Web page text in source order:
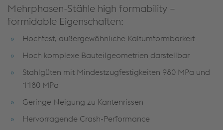
Mehrphasen-Stähle high formability –
formidable Eigenschaften:
Hochfest, außergewöhnliche Kaltumformbarkeit
Hoch komplexe Bauteilgeometrien darstellbar
Stahlgüten mit Mindestzugfestigkeiten 980 MPa und
1180 MPa
Geringe Neigung zu Kantenrissen
Hervorragende Crash-Performance